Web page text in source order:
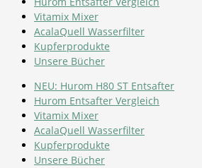
Vitamix Mixer
AcalaQuell Wasserfilter
Kupferprodukte
Unsere Bücher
NEU: Hurom H80 ST Entsafter
Hurom Entsafter Vergleich
Vitamix Mixer
AcalaQuell Wasserfilter
Kupferprodukte
Unsere Bücher